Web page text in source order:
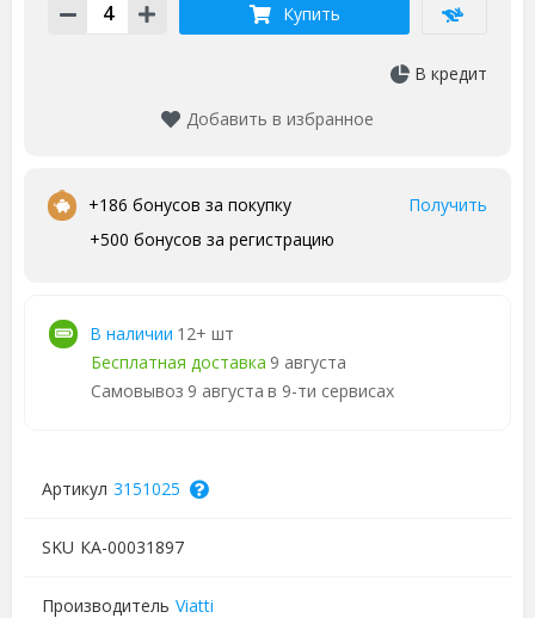
Купить
В кредит
Добавить в избранное
• +186 бонусов за покупку
Получить
+500 бонусов за регистрацию
В наличии 12+ шт
Бесплатная доставка 9 августа
Самовывоз 9 августа в 9-ти сервисах
Артикул 3151025
SKU КА-00031897
Производитель Viatti